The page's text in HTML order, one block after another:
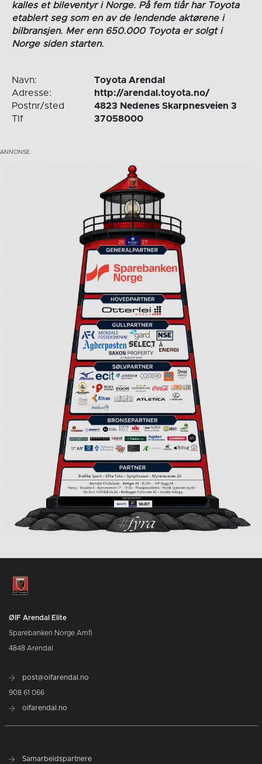
kalles et bileventyr i Norge. På fem tiår har Toyota
etablert seg som en av de lendende aktørene i
bilbransjen. Mer enn 650.000 Toyota er solgt i
Norge siden starten.
Navn:
Toyota Arendal
Adresse:
http://arendal.toyota.no/
Postnr/sted
4823 Nedenes Skarpnesveien 3
Tlf
37058000
ØIF Arendal Elite
Sparebanken Norge Amfi
4848 Arendal
post@oifarendal.no
908 61 066
oifarendal.no
Samarbeidspartnere